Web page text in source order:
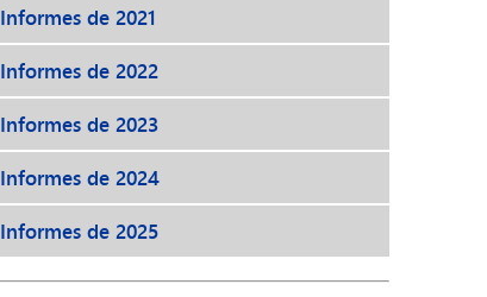
Informes de 2021
Informes de 2022
Informes de 2023
Informes de 2024
Informes de 2025